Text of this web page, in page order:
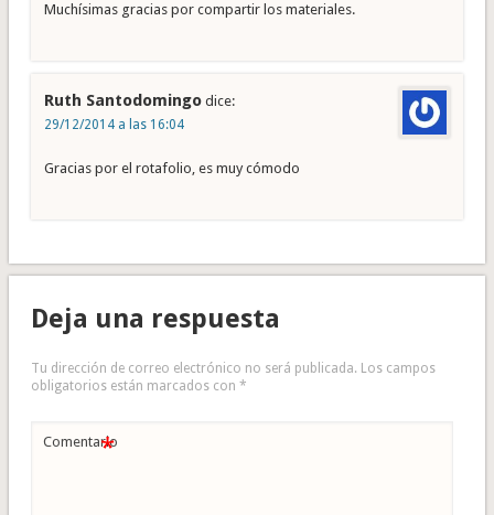
Muchísimas gracias por compartir los materiales.
Ruth Santodomingo dice:
29/12/2014 a las 16:04
Gracias por el rotafolio, es muy cómodo
Deja una respuesta
Tu dirección de correo electrónico no será publicada. Los campos
obligatorios están marcados con *
Comentario
*